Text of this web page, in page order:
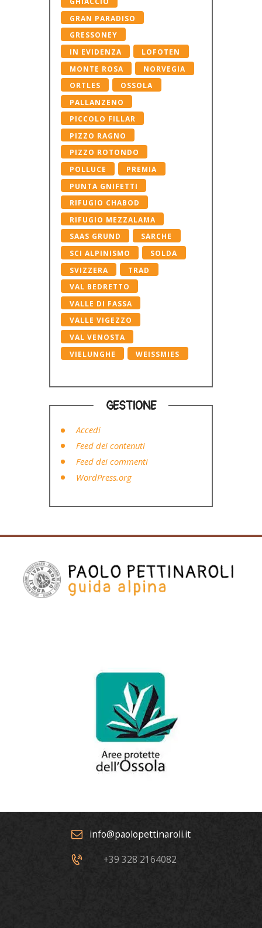
GRAN PARADISO
GRESSONEY
IN EVIDENZA
LOFOTEN
MONTE ROSA
NORVEGIA
ORTLES
OSSOLA
PALLANZENO
PICCOLO FILLAR
PIZZO RAGNO
PIZZO ROTONDO
POLLUCE
PREMIA
PUNTA GNIFETTI
RIFUGIO CHABOD
RIFUGIO MEZZALAMA
SAAS GRUND
SARCHE
SCI ALPINISMO
SOLDA
SVIZZERA
TRAD
VAL BEDRETTO
VALLE DI FASSA
VALLE VIGEZZO
VAL VENOSTA
VIELUNGHE
WEISSMIES
GESTIONE
Accedi
Feed dei contenuti
Feed dei commenti
WordPress.org
info@paolopettinaroli.it
+39 328 2164082